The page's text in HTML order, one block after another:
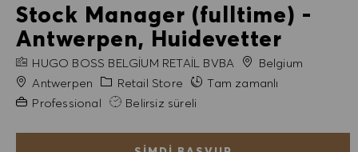
Stock Manager (fulltime) -
Antwerpen, Huidevetter
FIRMA ADI
HUGO BOSS BELGIUM RETAIL BVBA
Belgium
ŞehirAntwerpen Kategori
Retail Store
Tam zamanlı
Gerekli Deneyim
Professional Belirsiz süreli